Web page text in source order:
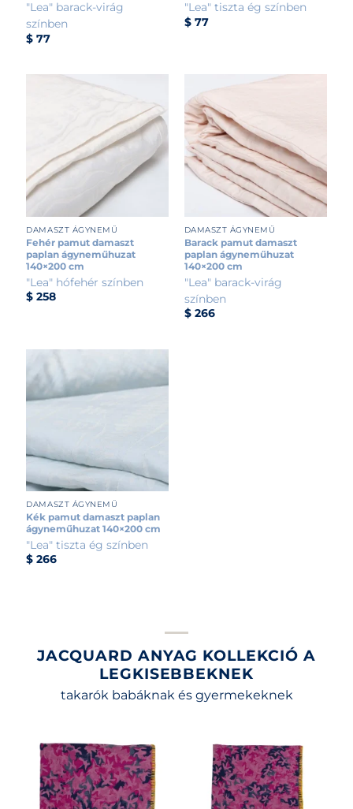
"Lea" barack-virág
színben
$ 77
"Lea" tiszta ég színben
$77
DAMASZT ÁGYNEMŰ
Fehér pamut damaszt
paplan ágyneműhuzat
140×200 cm
"Lea" hófehér színben
$ 258
DAMASZT ÁGYNEMŰ
Barack pamut damaszt
paplan ágyneműhuzat
140×200 cm
"Lea" barack-virág
színben
$266
DAMASZT ÁGYNEMŰ
Kék pamut damaszt paplan
ágyneműhuzat 140×200 cm
"Lea" tiszta ég színben
$ 266
JACQUARD ANYAG KOLLEKCIÓ A
LEGKISEBBEKNEK
takarók babáknak és gyermekeknek